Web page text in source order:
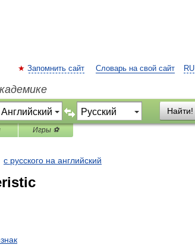
RU
Запомнить сайт Словарь на свой сайт
Найти!
Игры ⚽
с русского на английский